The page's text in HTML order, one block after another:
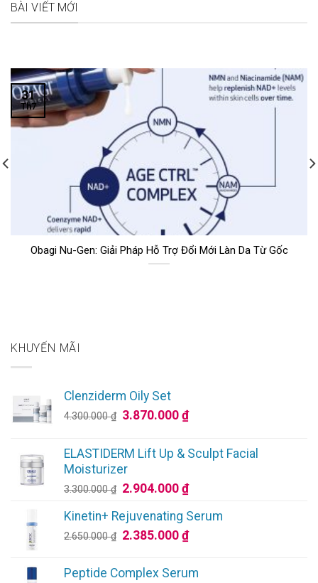
BÀI VIẾT MỚI
Obagi Nu-Gen: Giải Pháp Hỗ Trợ Đổi Mới Làn Da Từ Gốc
31
Th7
KHUYẾN MÃI
Clenziderm Oily Set
4.300.000₫ Giá
là:
4.300.000 ₫.
3.870.000₫Giá
tại
ELASTIDERM Lift Up & Sculpt Facial
Moisturizer
3.300.000₫ Giá
là:
3.300.000 ₫.
2.904.000₫Giá
tại
là:
Kinetin+ Rejuvenating Serum
2.650.000₫ Giá
là:
2.385.000₫Giá
tại
Peptide Complex Serum